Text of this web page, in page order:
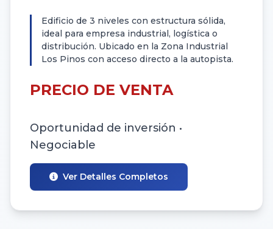
Edificio de 3 niveles con estructura sólida,
ideal para empresa industrial, logística o
distribución. Ubicado en la Zona Industrial
Los Pinos con acceso directo a la autopista.
PRECIO DE VENTA
Oportunidad de inversión •
Negociable
Ver Detalles Completos